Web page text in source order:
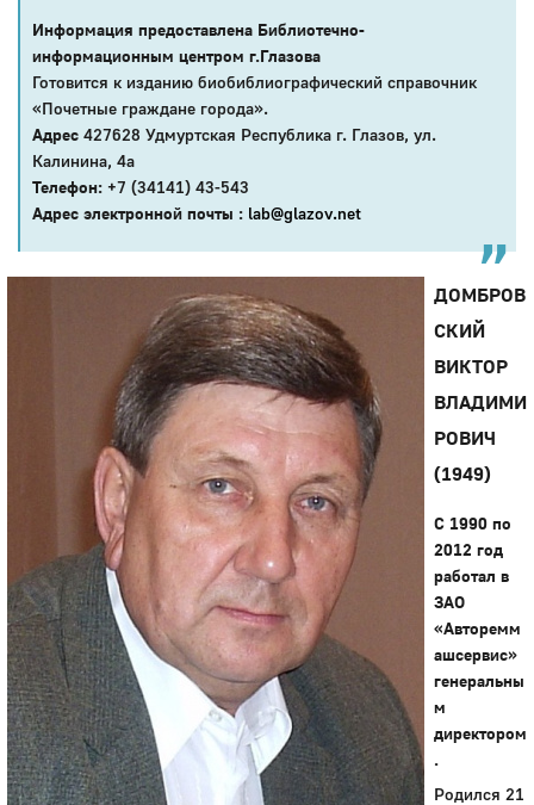
Информация предоставлена Библиотечно-
информационным центром г.Глазова
Готовится к изданию биобиблиографический справочник
«Почетные граждане города».
Адрес 427628 Удмуртская Республика г. Глазов, ул.
Калинина, 4а
Телефон: +7 (34141) 43-543
Адрес электронной почты : lab@glazov.net
ДОМБРОВ
СКИЙ
ВИКТОР
ВЛАДИМИ
РОВИЧ
(1949)
С 1990 по
2012 год
работал в
ЗАО
«Авторемм
ашсервис»
генеральны
м
директором
.
Родился 21